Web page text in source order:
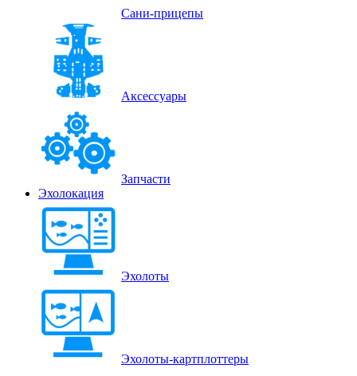
Сани-прицепы
Аксессуары
Запчасти
Эхолокация
Эхолоты
Эхолоты-картплоттеры